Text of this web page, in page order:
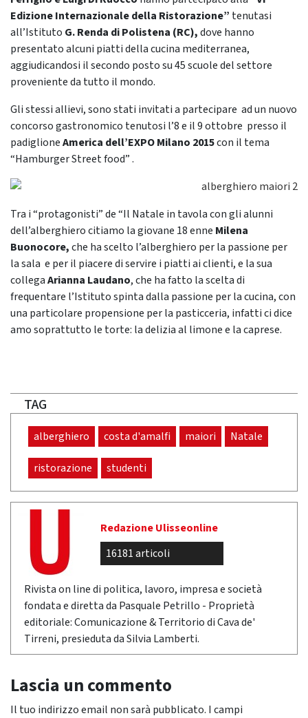
Edizione Internazionale della Ristorazione” tenutasi
all’Istituto G. Renda di Polistena (RC),dove hanno
presentato alcuni piatti della cucina mediterranea,
aggiudicandosi il secondo posto su 45 scuole del settore
proveniente da tutto il mondo.
Gli stessi allievi, sono stati invitati a partecipare ad un nuovo
concorso gastronomico tenutosi l’8 e il 9 ottobre presso il
padiglioneAmerica dell’EXPO Milano 2015con il tema
“Hamburger Street food” .
Tra i “protagonisti” de “Il Natale in tavola con gli alunni
dell’alberghiero citiamo la giovane 18 enne Milena
Buonocore,che ha scelto l’alberghiero per la passione per
la sala e per il piacere di servire i piatti ai clienti, e la sua
collegaArianna Laudano, che ha fatto la scelta di
frequentare l’Istituto spinta dalla passione per la cucina, con
una particolare propensione per la pasticceria, infatti ci dice
amo soprattutto le torte: la delizia al limone e la caprese.
TAG
alberghiero costa d'amalfi maiori Natale
ristorazione studenti
Redazione Ulisseonline
16181 articoli
Rivista on line di politica, lavoro, impresa e società
fondata e diretta da Pasquale Petrillo - Proprietà
editoriale: Comunicazione & Territorio di Cava de'
Tirreni, presieduta da Silvia Lamberti.
Lascia un commento
Il tuo indirizzo email non sarà pubblicato. I campi